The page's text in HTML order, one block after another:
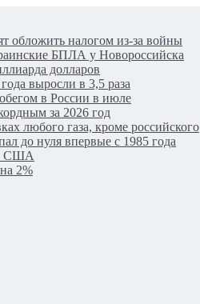
обложить налогом из-за войны
БПЛА у Новороссийска
долларов
выросли в 3,5 раза
в России в июле
за 2026 год
любого газа, кроме российского
до нуля впервые с 1985 года
США
2%